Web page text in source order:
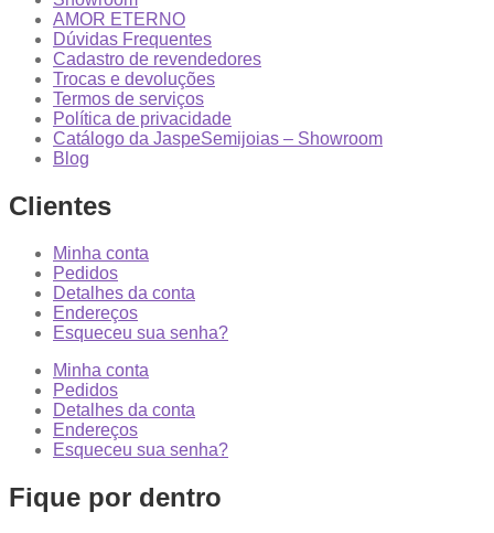
AMOR ETERNO
Dúvidas Frequentes
Cadastro de revendedores
Trocas e devoluções
Termos de serviços
Política de privacidade
Catálogo da JaspeSemijoias – Showroom
Blog
Clientes
Minha conta
Pedidos
Detalhes da conta
Endereços
Esqueceu sua senha?
Minha conta
Pedidos
Detalhes da conta
Endereços
Esqueceu sua senha?
Fique por dentro